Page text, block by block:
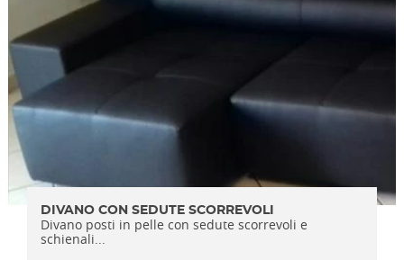
DIVANO CON SEDUTE SCORREVOLI
Divano posti in pelle con sedute scorrevoli e
schienali...